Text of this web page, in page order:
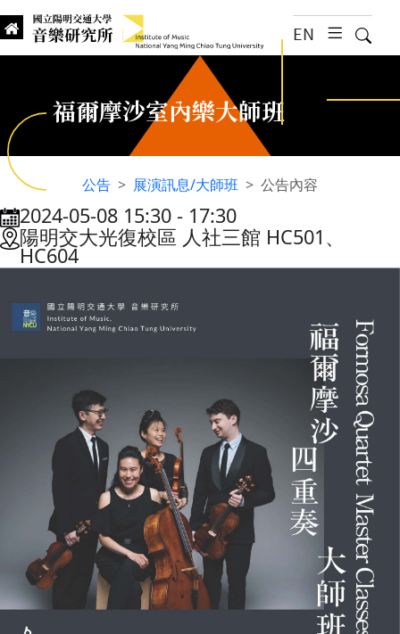
國立陽明交通大學 音樂研究所 Institute of Music, National
EN
漢堡選
福爾摩沙室內樂大師班
公告 展演訊息/大師班
公告內容
::: 2024-05-08 15:30 ‐ 17:30
陽明交大光復校區 人社三館 HC501、
HC604